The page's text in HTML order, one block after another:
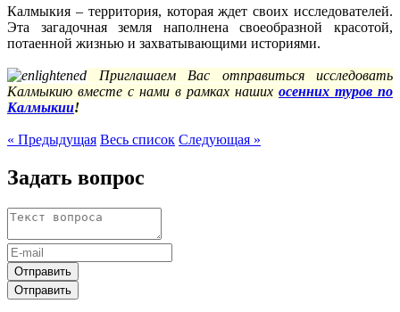
Калмыкия – территория, которая ждет своих исследователей.
Эта загадочная земля наполнена своеобразной красотой,
потаенной жизнью и захватывающими историями.
Приглашаем Вас отправиться исследовать
Калмыкию вместе с нами в рамках наших осенних туров по
Калмыкии!
« Предыдущая Весь список Следующая »
Задать вопрос
Отправить
Отправить